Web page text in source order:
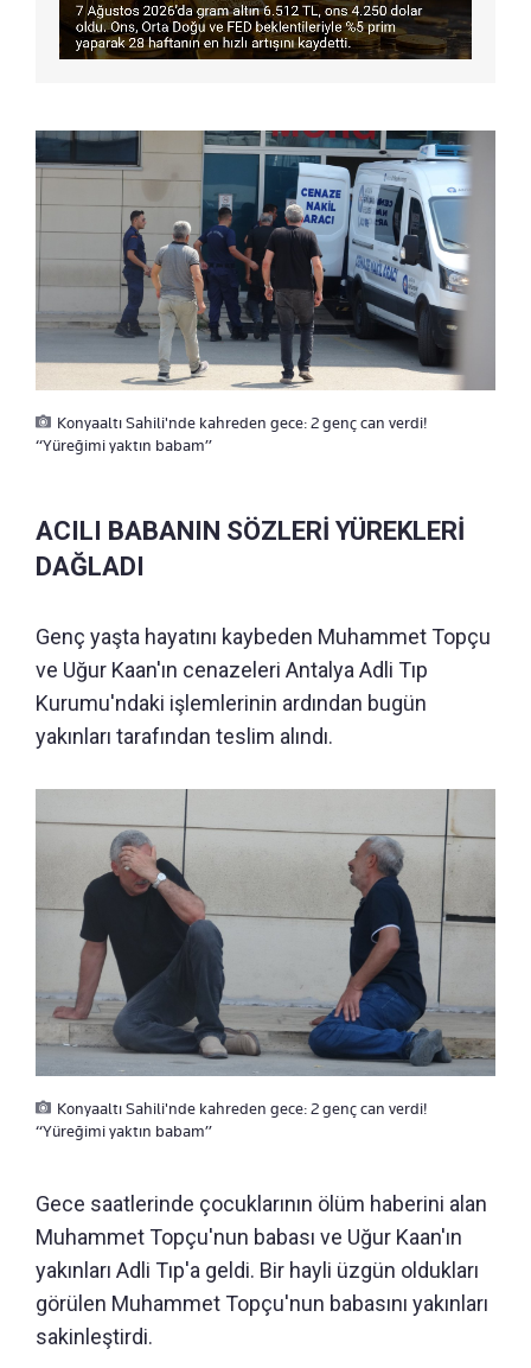
Konyaaltı Sahili'nde kahreden gece: 2 genç can verdi!
“Yüreğimi yaktın babam”
ACILI BABANIN SÖZLERİ YÜREKLERİ
DAĞLADI
Genç yaşta hayatını kaybeden Muhammet Topçu
ve Uğur Kaan'ın cenazeleri Antalya Adli Tıp
Kurumu'ndaki işlemlerinin ardından bugün
yakınları tarafından teslim alındı.
Konyaaltı Sahili'nde kahreden gece: 2 genç can verdi!
“Yüreğimi yaktın babam”
Gece saatlerinde çocuklarının ölüm haberini alan
Muhammet Topçu'nun babası ve Uğur Kaan'ın
yakınları Adli Tıp'a geldi. Bir hayli üzgün oldukları
görülen Muhammet Topçu'nun babasını yakınları
sakinleştirdi.